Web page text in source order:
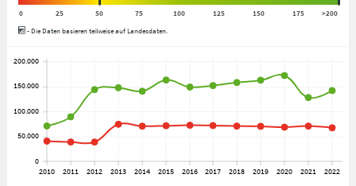
0 25 50 75 100 125 150 175
>200
- Die Daten basieren teilweise auf Landesdaten.